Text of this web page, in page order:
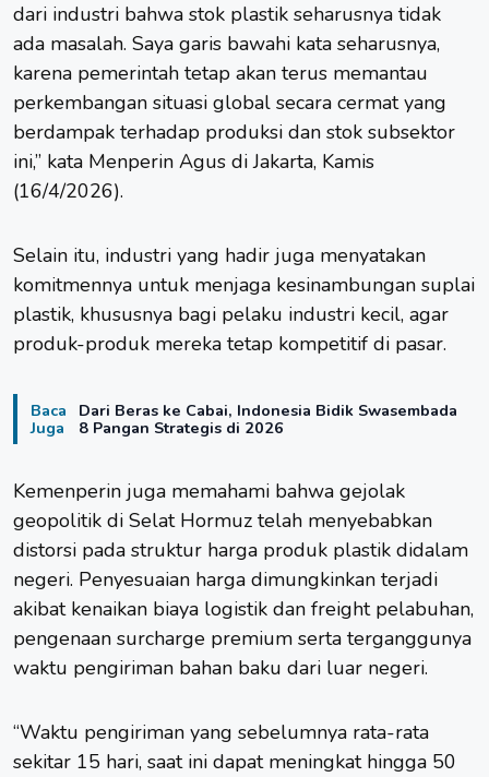
dari industri bahwa stok plastik seharusnya tidak
ada masalah. Saya garis bawahi kata seharusnya,
karena pemerintah tetap akan terus memantau
perkembangan situasi global secara cermat yang
berdampak terhadap produksi dan stok subsektor
ini,” kata Menperin Agus di Jakarta, Kamis
(16/4/2026).
Selain itu, industri yang hadir juga menyatakan
komitmennya untuk menjaga kesinambungan suplai
plastik, khususnya bagi pelaku industri kecil, agar
produk-produk mereka tetap kompetitif di pasar.
Baca
Juga
Dari Beras ke Cabai, Indonesia Bidik Swasembada
8 Pangan Strategis di 2026
Kemenperin juga memahami bahwa gejolak
geopolitik di Selat Hormuz telah menyebabkan
distorsi pada struktur harga produk plastik didalam
negeri. Penyesuaian harga dimungkinkan terjadi
akibat kenaikan biaya logistik dan freight pelabuhan,
pengenaan surcharge premium serta terganggunya
waktu pengiriman bahan baku dari luar negeri.
“Waktu pengiriman yang sebelumnya rata-rata
sekitar 15 hari, saat ini dapat meningkat hingga 50